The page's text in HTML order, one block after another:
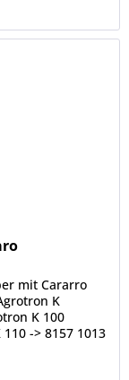
mit Cararro
K
K 100
-> 8157 1013